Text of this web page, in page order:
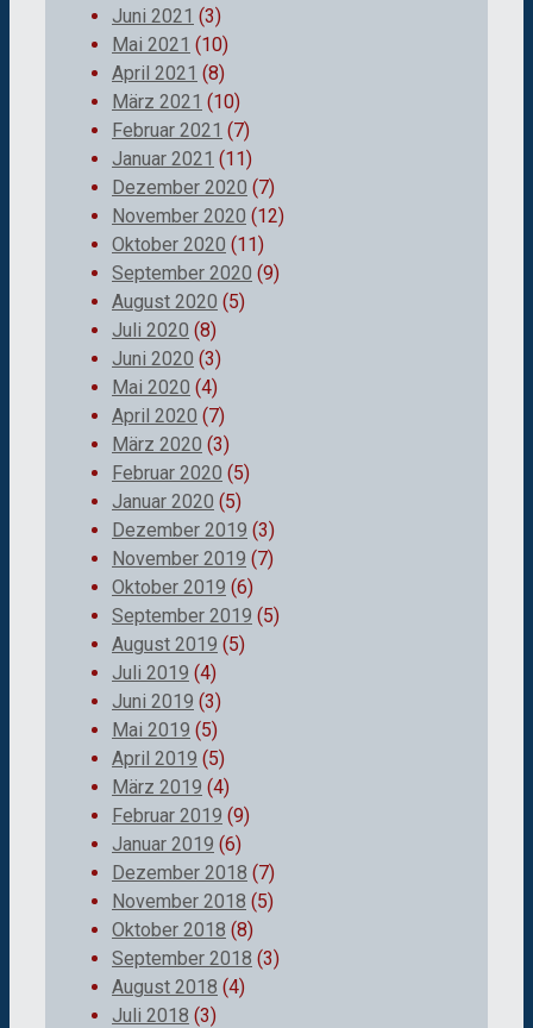
Juni 2021 (3)
Mai 2021 (10)
April 2021 (8)
März 2021 (10)
Februar 2021 (7)
Januar 2021 (11)
Dezember 2020 (7)
November 2020 (12)
Oktober 2020 (11)
September 2020 (9)
August 2020 (5)
Juli 2020 (8)
Juni 2020 (3)
Mai 2020 (4)
April 2020 (7)
März 2020 (3)
Februar 2020 (5)
Januar 2020 (5)
Dezember 2019 (3)
November 2019 (7)
Oktober 2019 (6)
September 2019 (5)
August 2019 (5)
Juli 2019 (4)
Juni 2019 (3)
Mai 2019 (5)
April 2019 (5)
März 2019 (4)
Februar 2019 (9)
Januar 2019 (6)
Dezember 2018 (7)
November 2018 (5)
Oktober 2018 (8)
September 2018 (3)
August 2018 (4)
Juli 2018 (3)